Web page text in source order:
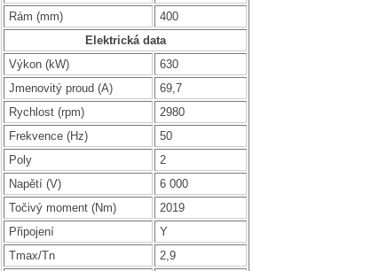
Rám (mm)
400
Elektrická data
Výkon (kW)
630
Jmenovitý proud (A)
69,7
Rychlost (rpm)
2980
Frekvence (Hz)
50
Poly
2
Napětí (V)
6 000
Točivý moment (Nm)
2019
Připojení
Y
Tmax/Tn
2,9